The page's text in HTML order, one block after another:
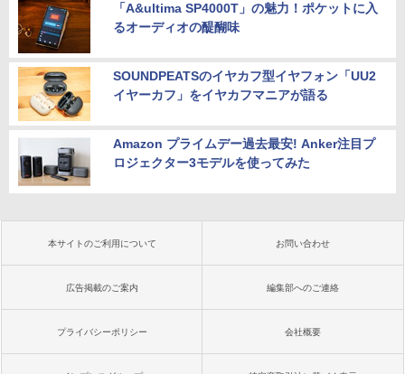
「A&ultima SP4000T」の魅力！ポケットに入
るオーディオの醍醐味
SOUNDPEATSのイヤカフ型イヤフォン「UU2
イヤーカフ」をイヤカフマニアが語る
Amazon プライムデー過去最安! Anker注目プ
ロジェクター3モデルを使ってみた
本サイトのご利用について お問い合わせ
広告掲載のご案内 編集部へのご連絡
プライバシーポリシー 会社概要